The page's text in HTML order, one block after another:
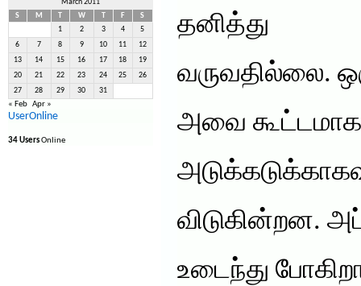
March 2011
S
M W F
S
1
2 3 4 5
6 7 8 9 10 11 12
13 14 15 16 17 18 19
20 21 22 23 24 25 26
27 28 29 30 31
« Feb Apr »
UserOnline
34 UsersOnline
தனித்து
வருவதில்லை.
அவை
விடுகின்றன.
உடைந்து